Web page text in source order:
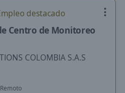
destacado
Centro de Monitoreo
COLOMBIA S.A.S
Remoto